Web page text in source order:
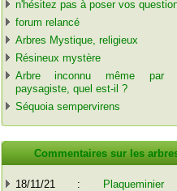
n'hésitez pas à poser vos
forum relancé
Arbres Mystique, religieux
Résineux mystère
Arbre inconnu même par
paysagiste, quel est-il ?
Séquoia sempervirens
Commentaires sur les
18/11/21 : Plaqueminier